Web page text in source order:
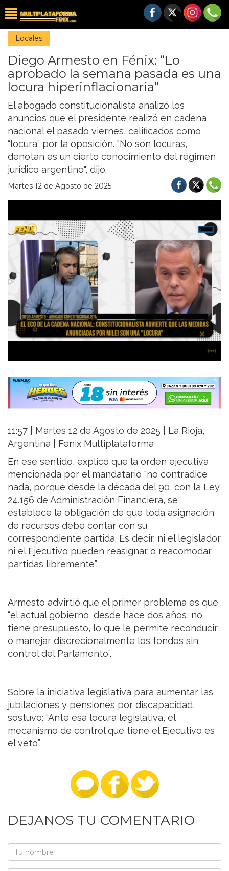
Locales
Diego Armesto en Fénix: “Lo
aprobado la semana pasada es una
locura hiperinflacionaria”
El abogado constitucionalista analizó los
anuncios que el presidente realizó en cadena
nacional el pasado viernes, calificados como
“locura” por la oposición. "No son locuras,
denotan es un cierto conocimiento del régimen
jurídico argentino", dijo.
Martes 12 de Agosto de 2025
11:57 | Martes 12 de Agosto de 2025 | La Rioja,
Argentina | Fenix Multiplataforma
En ese sentido, explicó que la orden ejecutiva
mencionada por el mandatario “no contradice
nada, porque desde la década del 90, con la Ley
24.156 de Administración Financiera, se
establece la obligación de que toda asignación
de recursos debe contar con su
correspondiente partida. Es decir, ni el legislador
ni el Ejecutivo pueden reasignar o reacomodar
partidas libremente”.
Armesto advirtió que el primer problema es que
“el actual gobierno, desde hace dos años, no
tiene presupuesto, lo que le permite reconducir
o manejar discrecionalmente los fondos sin
control del Parlamento”.
Sobre la iniciativa legislativa para aumentar las
jubilaciones y pensiones por discapacidad,
sostuvo: “Ante esa locura legislativa, el
mecanismo de control que tiene el Ejecutivo es
el veto”.
DEJANOS TU COMENTARIO